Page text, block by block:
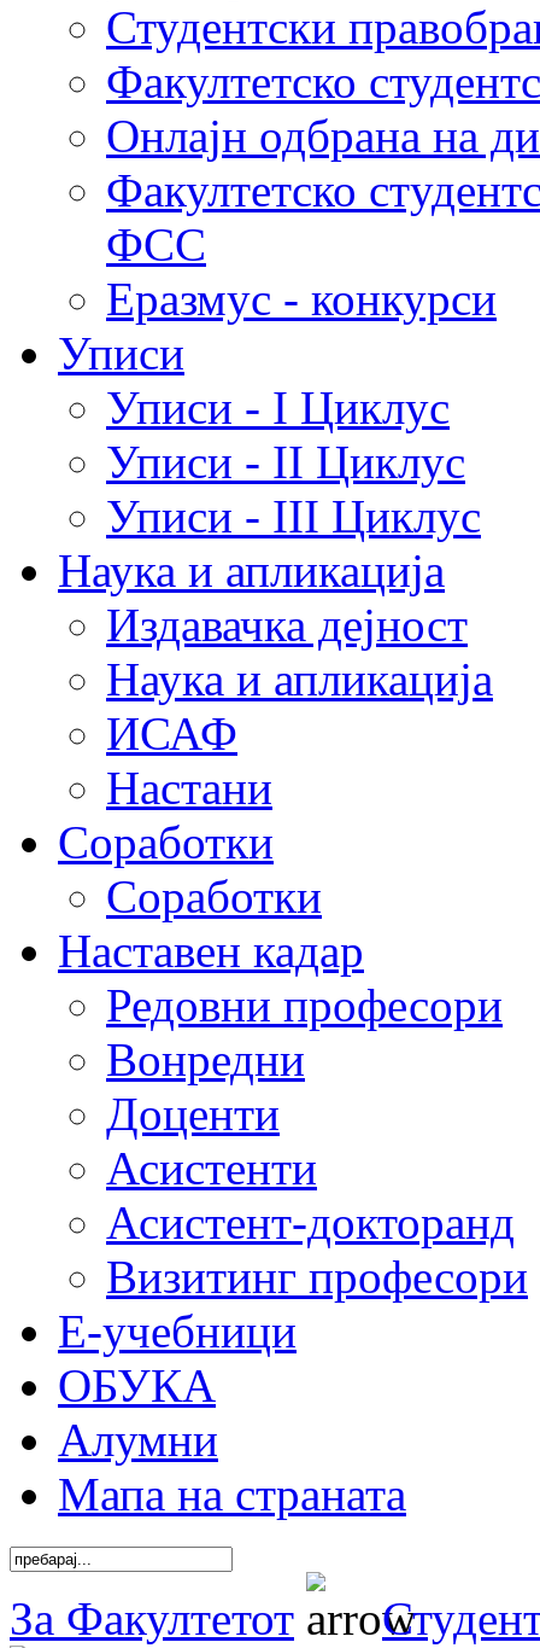
Студентски
Факултетско
Онлајн одбрана на
Факултетско
ФСС
Еразмус - конкурси
Уписи
Уписи - I Циклус
Уписи - II Циклус
Уписи - III Циклус
Наука и апликација
Издавачка дејност
Наука и апликација
ИСАФ
Настани
Соработки
Соработки
Наставен кадар
Редовни професори
Вонредни
Доценти
Асистенти
Асистент-докторанд
Визитинг професори
Е-учебници
ОБУКА
Алумни
Мапа на страната
За Факултетот